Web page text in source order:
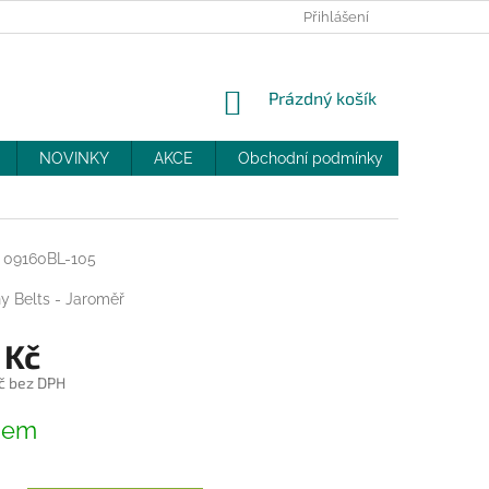
MOJE OBJEDNÁVKA
Přihlášení
NÁKUPNÍ
Prázdný košík
NOVINKY AKCE Obchodní podmínky
09160BL-105
Belts - Jaroměř
bez DPH